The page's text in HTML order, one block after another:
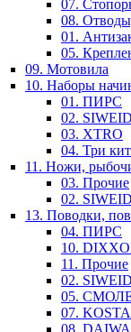
07.
08.
01.
05.
09. Мотовила
10. Наборы
01. ПИРС
02.
03. XTRO
04. Три
11. Ножи,
03. Прочие
02.
13. Поводки,
04. ПИРС
10.
11. Прочие
02.
05.
07.
08. DAIWA